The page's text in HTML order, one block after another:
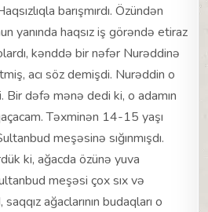
barışmırdı. Özündən
yanında haqsız iş görəndə etiraz
kənddə bir nəfər Nurəddinə
acı söz demişdi. Nurəddin o
Bir dəfə mənə dedi ki, o adamın
Təxminən 14-15 yaşı
meşəsinə sığınmışdı.
ki, ağacda özünə yuva
meşəsi çox sıx və
ağaclarının budaqları o